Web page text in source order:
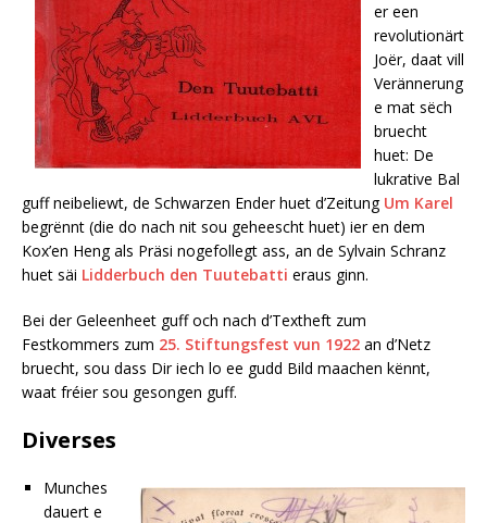
er een
revolutionärt
Joër, daat vill
Verännerung
e mat sëch
bruecht
huet: De
lukrative Bal
guff neibeliewt, de Schwarzen Ender huet d’Zeitung Um Karel
begrënnt (die do nach nit sou geheescht huet) ier en dem
Kox’en Heng als Präsi nogefollegt ass, an de Sylvain Schranz
huet säi Lidderbuch den Tuutebatti eraus ginn.
Bei der Geleenheet guff och nach d’Textheft zum
Festkommers zum 25. Stiftungsfest vun 1922 an d’Netz
bruecht, sou dass Dir iech lo ee gudd Bild maachen kënnt,
waat fréier sou gesongen guff.
Diverses
Munches
dauert e